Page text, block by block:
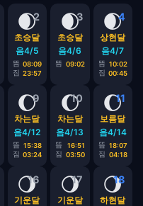
2
🌒
초승달
음4/5
뜸 08:09
짐 23:57
3
🌒
초승달
음4/6
뜸 09:02
4
🌒
상현달
음4/7
뜸 10:02
짐 00:45
9
🌔
차는달
음4/12
뜸 15:38
짐 03:24
10
🌔
차는달
음4/13
뜸
16:51
짐 03:50
11
🌔
보름달
음4/14
뜸 18:07
짐 04:18
16
🌖
기운달
17
🌖
기운달
18
🌖
하현달